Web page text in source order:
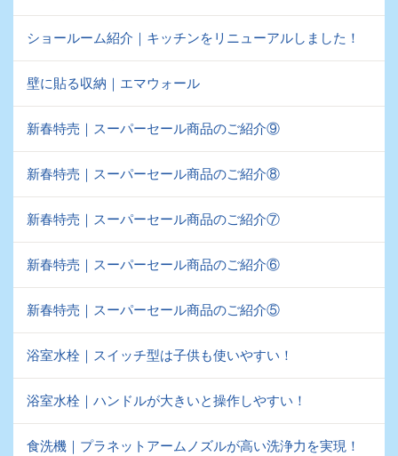
ショールーム紹介｜キッチンをリニューアルしました！
壁に貼る収納｜エマウォール
新春特売｜スーパーセール商品のご紹介⑨
新春特売｜スーパーセール商品のご紹介⑧
新春特売｜スーパーセール商品のご紹介⑦
新春特売｜スーパーセール商品のご紹介⑥
新春特売｜スーパーセール商品のご紹介⑤
浴室水栓｜スイッチ型は子供も使いやすい！
浴室水栓｜ハンドルが大きいと操作しやすい！
食洗機｜プラネットアームノズルが高い洗浄力を実現！